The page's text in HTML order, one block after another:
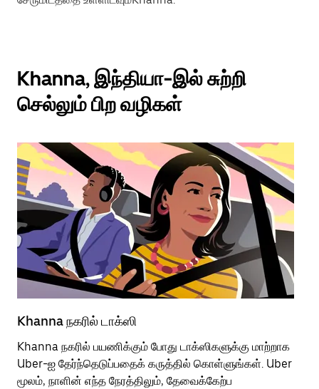
Khanna, இந்தியா-இல் சுற்றி
செல்லும் பிற வழிகள்
Khanna நகரில் டாக்ஸி
Khanna நகரில் பயணிக்கும் போது டாக்ஸிகளுக்கு மாற்றாக
Uber-ஐ தேர்ந்தெடுப்பதைக் கருத்தில் கொள்ளுங்கள். Uber
மூலம், நாளின் எந்த நேரத்திலும், தேவைக்கேற்ப